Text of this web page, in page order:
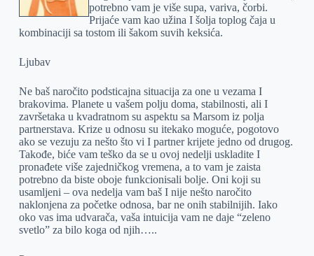
potrebno vam je više supa, variva, čorbi.
Prijaće vam kao užina I šolja toplog čaja u
kombinaciji sa tostom ili šakom suvih keksića.
Ljubav
Ne baš naročito podsticajna situacija za one u vezama I
brakovima. Planete u vašem polju doma, stabilnosti, ali I
završetaka u kvadratnom su aspektu sa Marsom iz polja
partnerstava. Krize u odnosu su itekako moguće, pogotovo
ako se vezuju za nešto što vi I partner krijete jedno od drugog.
Takođe, biće vam teško da se u ovoj nedelji uskladite I
pronađete više zajedničkog vremena, a to vam je zaista
potrebno da biste oboje funkcionisali bolje. Oni koji su
usamljeni – ova nedelja vam baš I nije nešto naročito
naklonjena za početke odnosa, bar ne onih stabilnijih. Iako
oko vas ima udvarača, vaša intuicija vam ne daje “zeleno
svetlo” za bilo koga od njih…..